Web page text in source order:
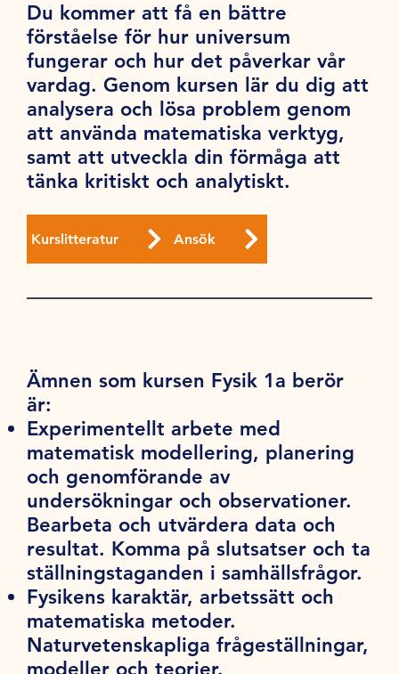
Du kommer att få en bättre
förståelse för hur universum
fungerar och hur det påverkar vår
vardag. Genom kursen lär du dig att
analysera och lösa problem genom
att använda matematiska verktyg,
samt att utveckla din förmåga att
tänka kritiskt och analytiskt.
Kurslitteratur Ansök
Ämnen som kursen Fysik 1a berör
är:
Experimentellt arbete med
matematisk modellering, planering
och genomförande av
undersökningar och observationer.
Bearbeta och utvärdera data och
resultat. Komma på slutsatser och ta
ställningstaganden i samhällsfrågor.
Fysikens karaktär, arbetssätt och
matematiska metoder.
Naturvetenskapliga frågeställningar,
modeller och teorier.